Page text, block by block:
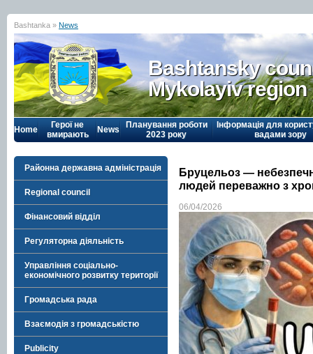
Bashtanka » News
Bashtansky
Mykolayiv region
Home
Герої не
вмирають
News
Планування роботи
2023 року
Інформація для
вадами зору
Районна державна адміністрація
Regional council
Фінансовий відділ
Регуляторна діяльність
Управління соціально-
економічного розвитку території
Громадська рада
Взаємодія з громадськістю
Publicity
Бруцельоз —
людей переважно з
06/04/2026